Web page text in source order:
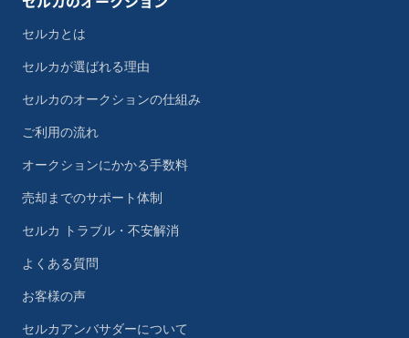
セルカとは
セルカが選ばれる理由
セルカのオークションの仕組み
ご利用の流れ
オークションにかかる手数料
売却までのサポート体制
セルカ トラブル・不安解消
よくある質問
お客様の声
セルカアンバサダーについて